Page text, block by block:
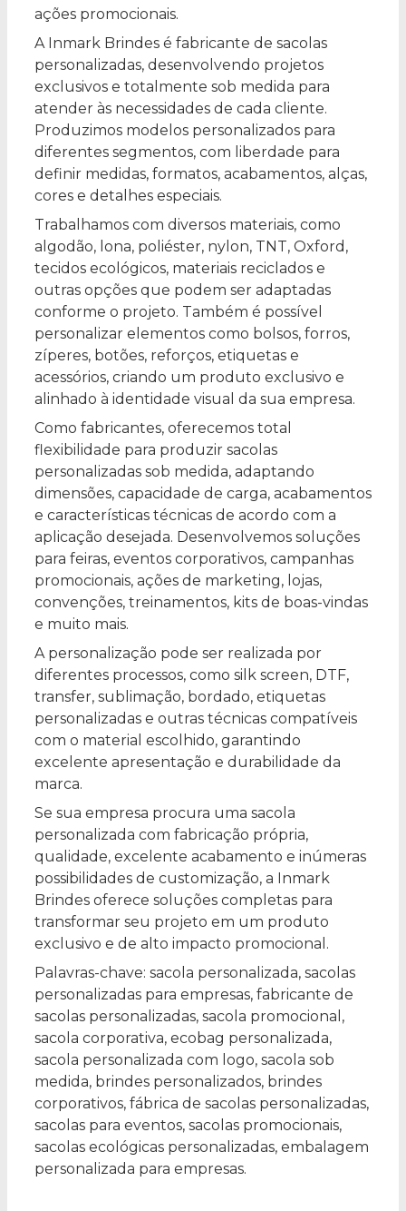
ações promocionais.
A Inmark Brindes é fabricante de sacolas
personalizadas, desenvolvendo projetos
exclusivos e totalmente sob medida para
atender às necessidades de cada cliente.
Produzimos modelos personalizados para
diferentes segmentos, com liberdade para
definir medidas, formatos, acabamentos, alças,
cores e detalhes especiais.
Trabalhamos com diversos materiais, como
algodão, lona, poliéster, nylon, TNT, Oxford,
tecidos ecológicos, materiais reciclados e
outras opções que podem ser adaptadas
conforme o projeto. Também é possível
personalizar elementos como bolsos, forros,
zíperes, botões, reforços, etiquetas e
acessórios, criando um produto exclusivo e
alinhado à identidade visual da sua empresa.
Como fabricantes, oferecemos total
flexibilidade para produzir sacolas
personalizadas sob medida, adaptando
dimensões, capacidade de carga, acabamentos
e características técnicas de acordo com a
aplicação desejada. Desenvolvemos soluções
para feiras, eventos corporativos, campanhas
promocionais, ações de marketing, lojas,
convenções, treinamentos, kits de boas-vindas
e muito mais.
A personalização pode ser realizada por
diferentes processos, como silk screen, DTF,
transfer, sublimação, bordado, etiquetas
personalizadas e outras técnicas compatíveis
com o material escolhido, garantindo
excelente apresentação e durabilidade da
marca.
Se sua empresa procura uma sacola
personalizada com fabricação própria,
qualidade, excelente acabamento e inúmeras
possibilidades de customização, a Inmark
Brindes oferece soluções completas para
transformar seu projeto em um produto
exclusivo e de alto impacto promocional.
Palavras-chave: sacola personalizada, sacolas
personalizadas para empresas, fabricante de
sacolas personalizadas, sacola promocional,
sacola corporativa, ecobag personalizada,
sacola personalizada com logo, sacola sob
medida, brindes personalizados, brindes
corporativos, fábrica de sacolas personalizadas,
sacolas para eventos, sacolas promocionais,
sacolas ecológicas personalizadas, embalagem
personalizada para empresas.